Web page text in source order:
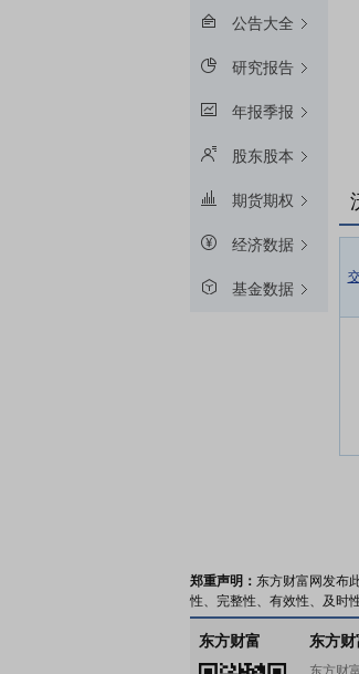
公告大全
研究报告
年报季报
股东股本
期货期权
经济数据
基金数据
郑重声明： 东方财富网发布
性、完整性、有效性、及时
东方财富 东方
东方财